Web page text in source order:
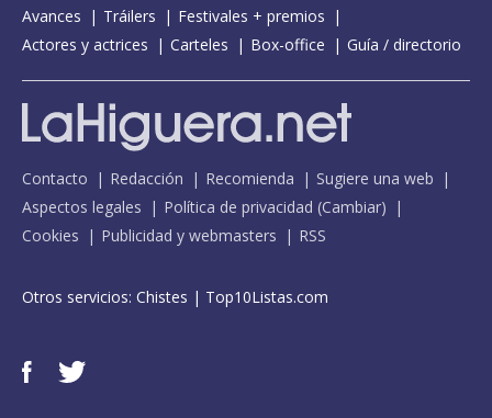
Avances
Tráilers
Festivales + premios
Actores y actrices
Carteles Box-office Guía / directorio
Contacto Redacción Recomienda
Sugiere una web
Aspectos legales
Política de privacidad (Cambiar)
Cookies
Publicidad y webmasters RSS
Otros servicios: Chistes | Top10Listas.com